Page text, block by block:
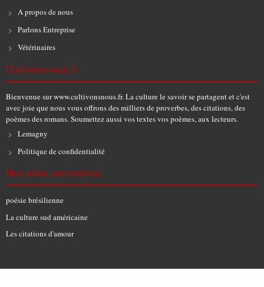
A propos de nous
Parlons Entreprise
Vétérinaires
Cultivonsnous.fr
Bienvenue sur www.cultivonsnous.fr. La culture le savoir se partagent et c'est
avec joie que nous vous offrons des milliers de proverbes, des citations, des
poèmes des romans. Soumettez aussi vos textes vos poèmes, aux lecteurs.
Lemagny
Politique de confidentialité
Nos sites partenaires
poésie brésilienne
La culture sud américaine
Les citations d'amour